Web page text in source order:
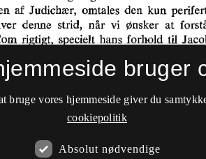
bruger
vores hjemmeside giver du
cookiepolitik
Absolut nødvendige